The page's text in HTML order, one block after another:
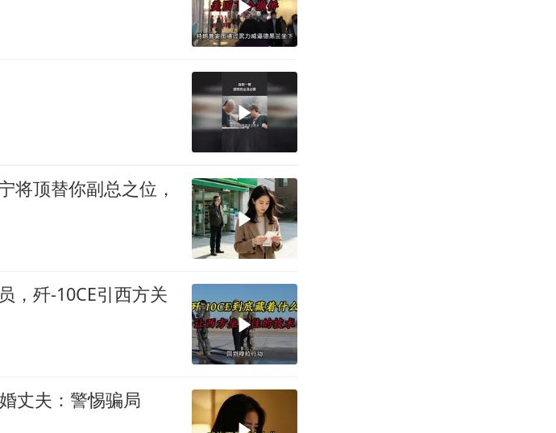
将顶替你副总之位，
，歼-10CE引西方关
丈夫：警惕骗局